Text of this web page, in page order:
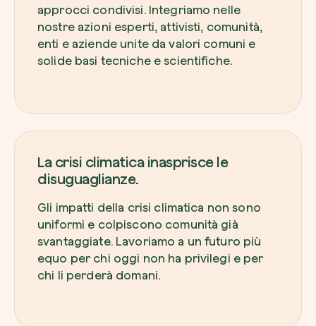
approcci condivisi. Integriamo nelle
nostre azioni esperti, attivisti, comunità,
enti e aziende unite da valori comuni e
solide basi tecniche e scientifiche.
La crisi climatica inasprisce le
disuguaglianze.
Gli impatti della crisi climatica non sono
uniformi e colpiscono comunità già
svantaggiate. Lavoriamo a un futuro più
equo per chi oggi non ha privilegi e per
chi li perderà domani.